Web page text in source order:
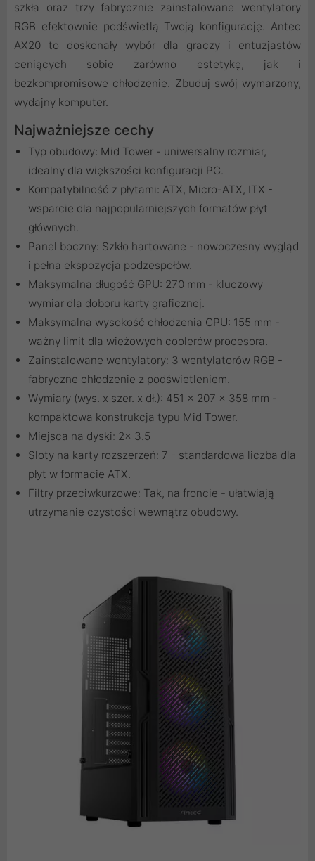
szkła oraz trzy fabrycznie zainstalowane wentylatory
RGB efektownie podświetlą Twoją konfigurację. Antec
AX20 to doskonały wybór dla graczy i entuzjastów
ceniących sobie zarówno estetykę, jak i
bezkompromisowe chłodzenie. Zbuduj swój wymarzony,
wydajny komputer.
Najważniejsze cechy
Typ obudowy: Mid Tower - uniwersalny rozmiar,
idealny dla większości konfiguracji PC.
Kompatybilność z płytami: ATX, Micro-ATX, ITX -
wsparcie dla najpopularniejszych formatów płyt
głównych.
Panel boczny: Szkło hartowane - nowoczesny wygląd
i pełna ekspozycja podzespołów.
Maksymalna długość GPU: 270 mm - kluczowy
wymiar dla doboru karty graficznej.
Maksymalna wysokość chłodzenia CPU: 155 mm -
ważny limit dla wieżowych coolerów procesora.
Zainstalowane wentylatory: 3 wentylatorów RGB -
fabryczne chłodzenie z podświetleniem.
Wymiary (wys. x szer. x dł.): 451 x 207 x 358 mm -
kompaktowa konstrukcja typu Mid Tower.
Miejsca na dyski: 2x 3.5
Sloty na karty rozszerzeń: 7 - standardowa liczba dla
płyt w formacie ATX.
Filtry przeciwkurzowe: Tak, na froncie - ułatwiają
utrzymanie czystości wewnątrz obudowy.